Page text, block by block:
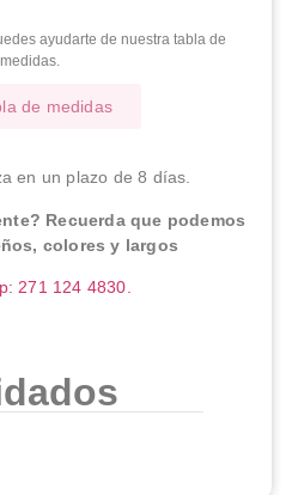
ayudarte de nuestra tabla de
medidas.
de medidas
en un plazo de 8 días.
Recuerda que podemos
colores y largos
271 124 4830.